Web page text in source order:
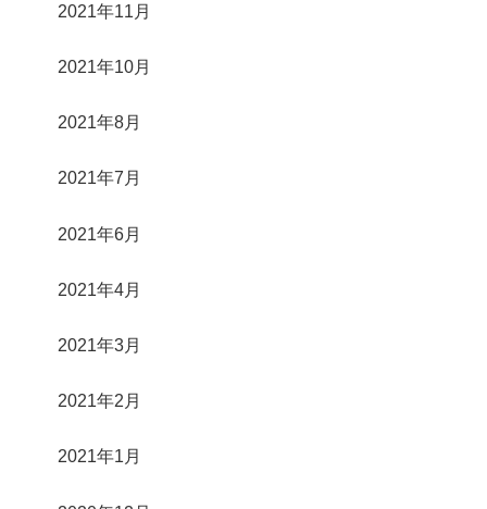
2021年11月
2021年10月
2021年8月
2021年7月
2021年6月
2021年4月
2021年3月
2021年2月
2021年1月